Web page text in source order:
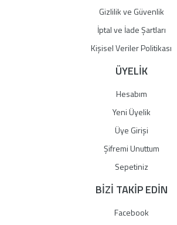
Gizlilik ve Güvenlik
İptal ve İade Şartları
Kişisel Veriler Politikası
ÜYELİK
Hesabım
Yeni Üyelik
Üye Girişi
Şifremi Unuttum
Sepetiniz
BİZİ TAKİP EDİN
Facebook